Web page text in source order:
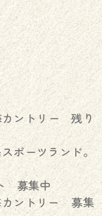
カントリー 残り
ポーツランド。
募集中
カントリー 募集